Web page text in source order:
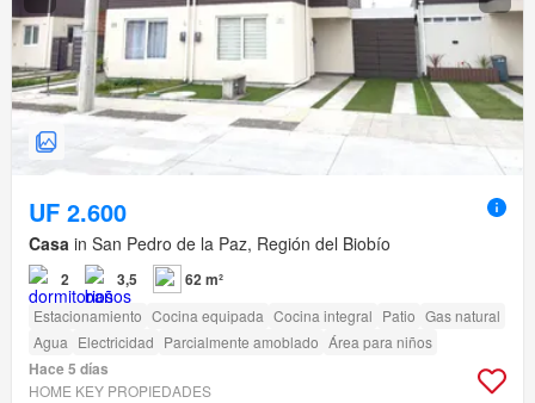
UF 2.600
Casa in San Pedro de la Paz, Región del Biobío
2 3,5 62 m²
Estacionamiento Cocina equipada Cocina integral Patio Gas natural
Agua Electricidad Parcialmente amoblado Área para niños
Hace 5 días
HOME KEY PROPIEDADES